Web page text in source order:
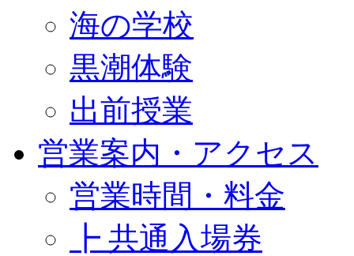
海の学校
黒潮体験
出前授業
営業案内・アクセス
営業時間・料金
┣ 共通入場券